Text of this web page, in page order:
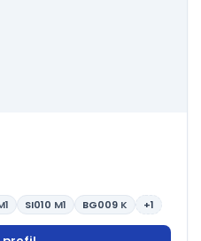
SI010 M1 BG009 K +1